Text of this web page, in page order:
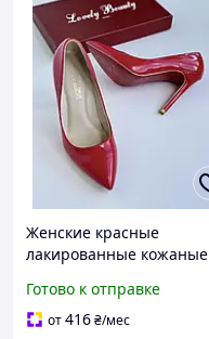
Женские красные
лакированные кожаные
с красной подошвой
Готово к отправке
от416₴/мес